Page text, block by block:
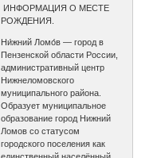
ИНФОРМАЦИЯ О МЕСТЕ
РОЖДЕНИЯ.
Ни́жний Ломо́в — город в
Пензенской области России,
административный центр
Нижнеломовского
муниципального района.
Образует муниципальное
образование город Нижний
Ломов со статусом
городского поселения как